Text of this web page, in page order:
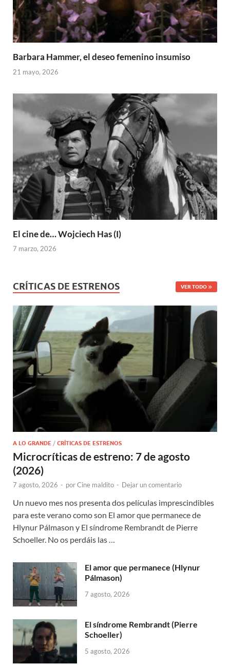
Barbara Hammer, el deseo femenino insumiso
21 mayo, 2026
El cine de… Wojciech Has (I)
7 marzo, 2026
CRÍTICAS DE ESTRENOS VER TODO
A LO GRANDE / CRÍTICAS DE ESTRENOS
Microcríticas de estreno: 7 de agosto
(2026)
7 agosto, 2026 - porCine maldito - Dejar un comentario
Un nuevo mes nos presenta dos películas imprescindibles
para este verano como son El amor que permanece de
Hlynur Pálmason y El síndrome Rembrandt de Pierre
Schoeller. No os perdáis las …
El amor que permanece (Hlynur
Pálmason)
7 agosto, 2026
El síndrome Rembrandt (Pierre
Schoeller)
5 agosto, 2026